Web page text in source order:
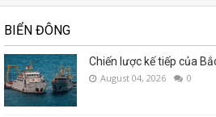
BIỂN ĐÔNG
Chiến lược kế tiếp của
August 04, 2026 0